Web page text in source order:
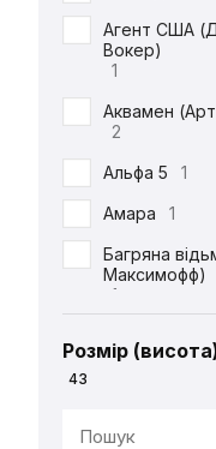
Diablo
1
ET
1
Final Fantasy
Friday the 13th
Garfield
1
Gears Of War
God of War
2
Harry Potter
Агент США
Вокер)
1
Аквамен
2
Альфа 5
1
Амара
1
Багряна
Максимофф)
1
Ґордон)
Розмір
43